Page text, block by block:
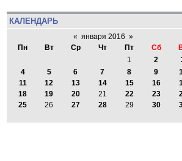
КАЛЕНДАРЬ
« января 2016 »
Пн
Вт Ср Чт Пт Сб
1
2
4
5 6 7 8 9
11
12 13 14 15 16
18
19 20 21 22 23
25
26 27 28 29 30